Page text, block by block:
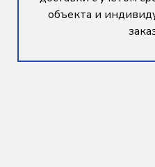
объекта и